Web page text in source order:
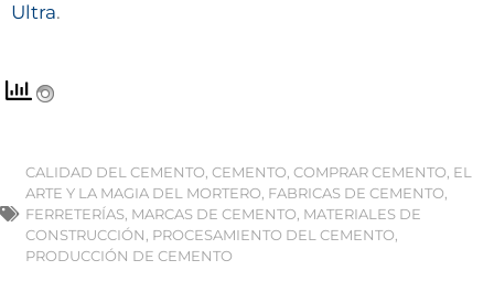
Ultra.
CALIDAD DEL CEMENTO CEMENTO COMPRAR CEMENTO EL
ARTE Y LA MAGIA DEL MORTERO FABRICAS DE CEMENTO
FERRETERÍAS MARCAS DE CEMENTO MATERIALES DE
CONSTRUCCIÓN PROCESAMIENTO DEL CEMENTO
PRODUCCIÓN DE CEMENTO